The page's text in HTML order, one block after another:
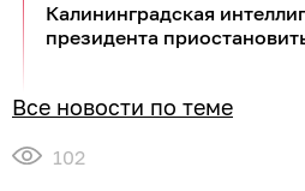
Калининградская
президента
Все новости по теме
102